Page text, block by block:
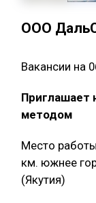
ООО
Вакансии на
Приглашает
методом
Место
км. южнее
(Якутия)